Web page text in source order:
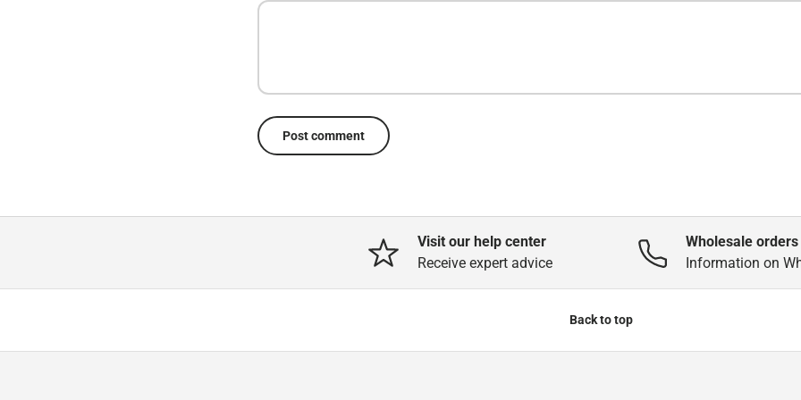
Post comment
Visit our help center
Receive expert advice
Wholesale orders
Information on
Back to top